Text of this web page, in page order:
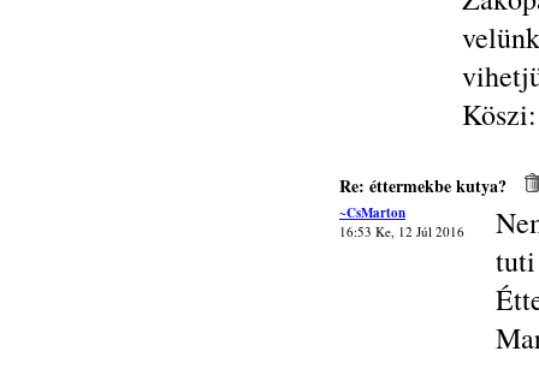
Re: éttermekbe kutya?
~CsMarton
16:53 Ke, 12 Júl 2016
tuti